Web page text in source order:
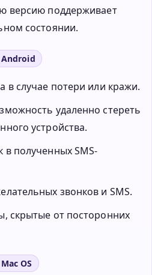
версию поддерживает
состоянии.
в случае потери или кражи.
удаленно стереть
устройства.
в полученных SMS-
звонков и SMS.
скрытые от посторонних
OS